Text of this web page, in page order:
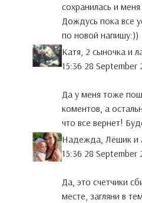
сохранилась и
Дождусь пока все
по новой напишу:))
Катя, 2 сыночка и
15:36 28 September
Да у меня тоже
коментов, а
что все вернет!
Надежда, Лёшик и
15:36 28 September
Да, это счетчики
месте, загляни в